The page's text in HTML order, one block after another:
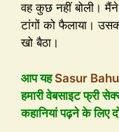
वह कुछ नहीं बोली।
टांगों को फैलाया।
खो बैठा।
आप यहSasur
हमारी वेबसाइट फ्री
कहानियां पढ़ने के लिए